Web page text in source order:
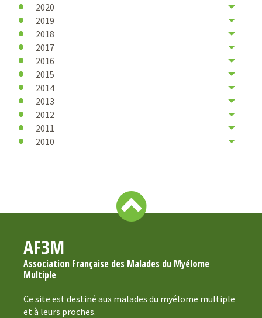
2020
2019
2018
2017
2016
2015
2014
2013
2012
2011
2010
AF3M
Association Française des Malades du Myélome
Multiple
Ce site est destiné aux malades du myélome multiple
et à leurs proches.